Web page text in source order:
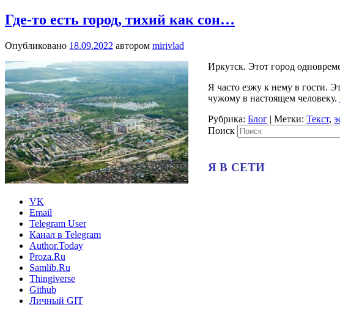
Где-то есть город, тихий как сон…
Опубликовано 18.09.2022 автором mirivlad
Иркутск. Этот город
Я часто езжу к нему в гости.
чужому в настоящем человеку.
Рубрика: Блог | Метки: Текст,
Поиск
Я В СЕТИ
VK
Email
Telegram User
Канал в Telegram
Author.Today
Proza.Ru
Samlib.Ru
Thingiverse
Github
Личный GIT